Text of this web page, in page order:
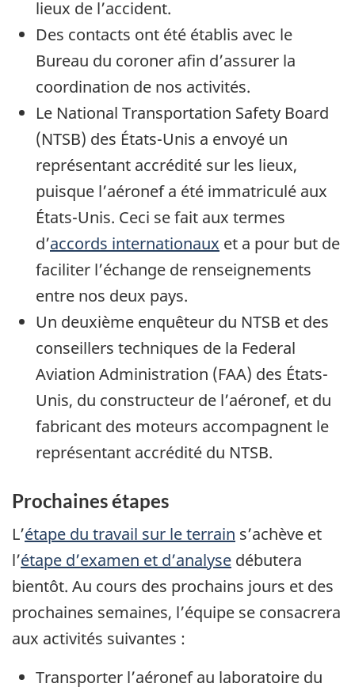
lieux de l’accident.
Des contacts ont été établis avec le
Bureau du coroner afin d’assurer la
coordination de nos activités.
Le National Transportation Safety Board
(NTSB) des États-Unis a envoyé un
représentant accrédité sur les lieux,
puisque l’aéronef a été immatriculé aux
États-Unis. Ceci se fait aux termes
d’accords internationaux et a pour but de
faciliter l’échange de renseignements
entre nos deux pays.
Un deuxième enquêteur du NTSB et des
conseillers techniques de la Federal
Aviation Administration (FAA) des États-
Unis, du constructeur de l’aéronef, et du
fabricant des moteurs accompagnent le
représentant accrédité du NTSB.
Prochaines étapes
L’étape du travail sur le terrain s’achève et
l’étape d’examen et d’analyse débutera
bientôt. Au cours des prochains jours et des
prochaines semaines, l’équipe se consacrera
aux activités suivantes :
Transporter l’aéronef au laboratoire du